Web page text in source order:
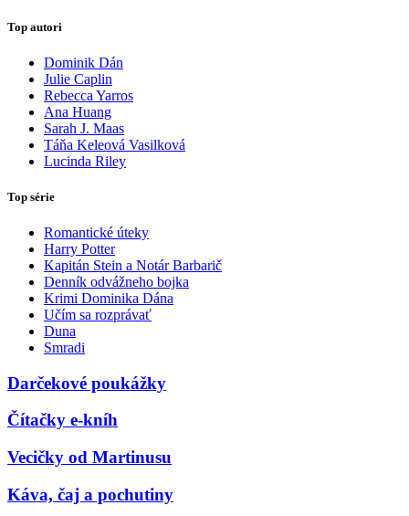
Top autori
Dominik Dán
Julie Caplin
Rebecca Yarros
Ana Huang
Sarah J. Maas
Táňa Keleová Vasilková
Lucinda Riley
Top série
Romantické úteky
Harry Potter
Kapitán Stein a Notár Barbarič
Denník odvážneho bojka
Krimi Dominika Dána
Učím sa rozprávať
Duna
Smradi
Darčekové poukážky
Čítačky e-kníh
Vecičky od Martinusu
Káva, čaj a pochutiny